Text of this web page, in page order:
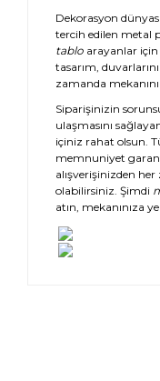
Dekorasyon
tercih edilen metal
tablo arayanlar
tasarım,
zamanda
Siparişinizin
ulaşmasını
içiniz rahat olsun.
memnuniyet
alışverişinizden
olabilirsiniz. Şimdi
atın, mekanınıza